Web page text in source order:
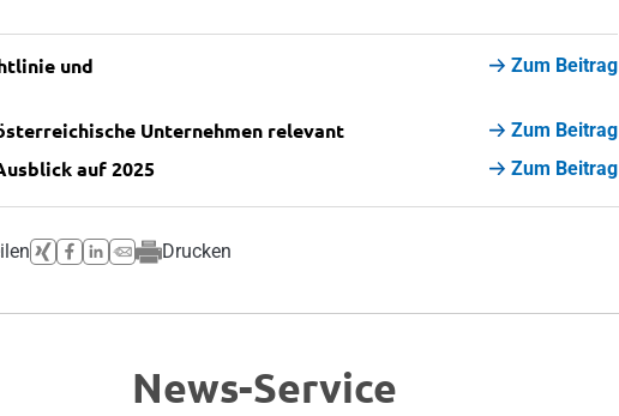
und
Zum Beitrag
Unternehmen relevant Zum Beitrag
auf 2025 Zum Beitrag
Drucken
News-Service